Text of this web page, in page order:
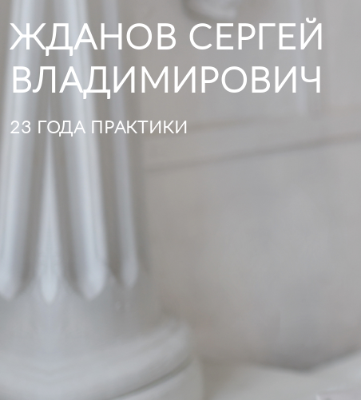
ЖДАНОВ СЕРГЕЙ
ВЛАДИМИРОВИЧ
23 ГОДА ПРАКТИКИ